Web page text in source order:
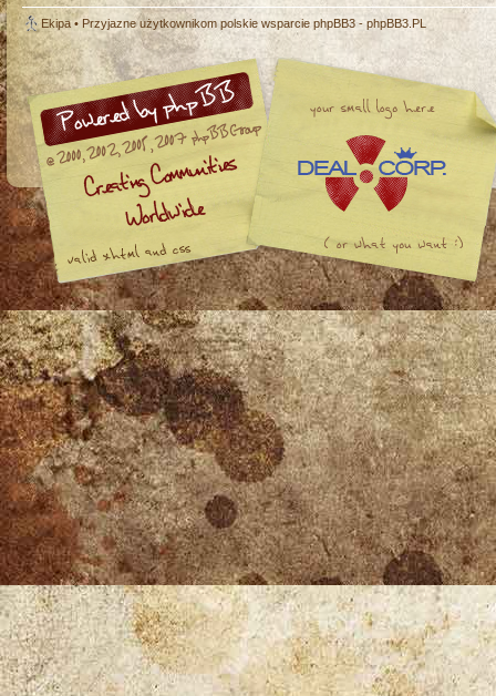
Ekipa• Przyjazne użytkownikom polskie wsparcie phpBB3 - phpBB3.PL